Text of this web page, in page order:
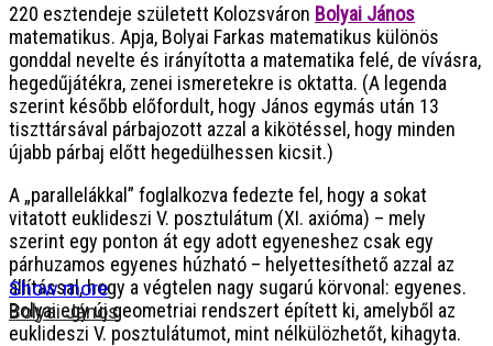
220 esztendeje született Kolozsváron Bolyai János
matematikus. Apja, Bolyai Farkas matematikus különös
gonddal nevelte és irányította a matematika felé, de vívásra,
hegedűjátékra, zenei ismeretekre is oktatta. (A legenda
szerint később előfordult, hogy János egymás után 13
tiszttársával párbajozott azzal a kikötéssel, hogy minden
újabb párbaj előtt hegedülhessen kicsit.)
A „parallelákkal” foglalkozva fedezte fel, hogy a sokat
vitatott euklideszi V. posztulátum (XI. axióma) – mely
szerint egy ponton át egy adott egyeneshez csak egy
párhuzamos egyenes húzható – helyettesíthető azzal az
állítással, hogy a végtelen nagy sugarú körvonal: egyenes.
Bolyai egy új geometriai rendszert épített ki, amelyből az
euklideszi V. posztulátumot, mint nélkülözhetőt, kihagyta.
Show more
Bolyai János